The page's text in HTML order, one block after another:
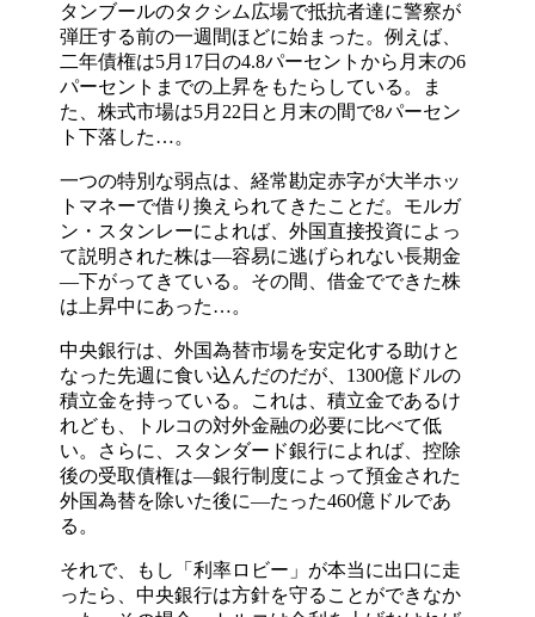
タンブールのタクシム広場で抵抗者達に警察が
弾圧する前の一週間ほどに始まった。例えば、
二年債権は5月17日の4.8パーセントから月末の6
パーセントまでの上昇をもたらしている。ま
た、株式市場は5月22日と月末の間で8パーセン
ト下落した…。
一つの特別な弱点は、経常勘定赤字が大半ホッ
トマネーで借り換えられてきたことだ。モルガ
ン・スタンレーによれば、外国直接投資によっ
て説明された株は―容易に逃げられない長期金
―下がってきている。その間、借金でできた株
は上昇中にあった…。
中央銀行は、外国為替市場を安定化する助けと
なった先週に食い込んだのだが、1300億ドルの
積立金を持っている。これは、積立金であるけ
れども、トルコの対外金融の必要に比べて低
い。さらに、スタンダード銀行によれば、控除
後の受取債権は―銀行制度によって預金された
外国為替を除いた後に―たった460億ドルであ
る。
それで、もし「利率ロビー」が本当に出口に走
ったら、中央銀行は方針を守ることができなか